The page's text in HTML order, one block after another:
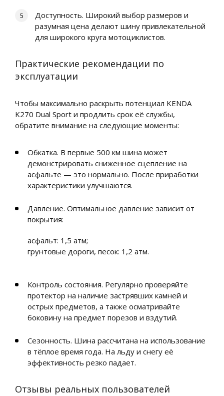
Доступность. Широкий выбор размеров и
разумная цена делают шину привлекательной
для широкого круга мотоциклистов.
Практические рекомендации по
эксплуатации
Чтобы максимально раскрыть потенциал KENDA
K270 Dual Sport и продлить срок её службы,
обратите внимание на следующие моменты:
Обкатка. В первые 500 км шина может
демонстрировать сниженное сцепление на
асфальте — это нормально. После приработки
характеристики улучшаются.
Давление. Оптимальное давление зависит от
покрытия:
асфальт: 1,5 атм;
грунтовые дороги, песок: 1,2 атм.
Контроль состояния. Регулярно проверяйте
протектор на наличие застрявших камней и
острых предметов, а также осматривайте
боковину на предмет порезов и вздутий.
Сезонность. Шина рассчитана на использование
в тёплое время года. На льду и снегу её
эффективность резко падает.
Отзывы реальных пользователей